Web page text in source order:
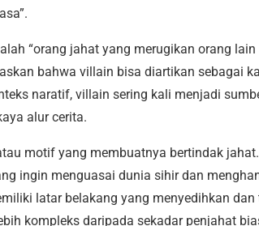
“orang jahat yang merugikan orang lain
bahwa villain bisa diartikan sebagai
naratif, villain sering kali menjadi
alur cerita.
motif yang membuatnya bertindak
ingin menguasai dunia sihir dan
latar belakang yang menyedihkan dan
kompleks daripada sekadar penjahat